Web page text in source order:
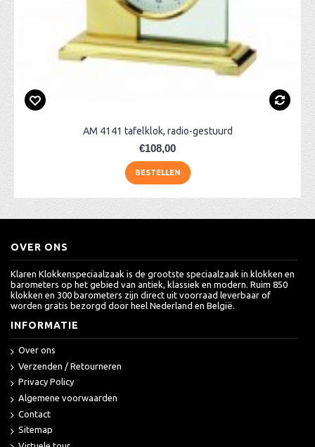
AM 4141 tafelklok, radio-gestuurd
€108,00
BESTELLEN
OVER ONS
Klaren Klokkenspeciaalzaak is de grootste speciaalzaak in klokken en
barometers op het gebied van antiek, klassiek en modern. Ruim 850
klokken en 300 barometers zijn direct uit voorraad leverbaar of
worden gratis bezorgd door heel Nederland en België.
INFORMATIE
Over ons
Verzenden / Retourneren
Privacy Policy
Algemene voorwaarden
Contact
Sitemap